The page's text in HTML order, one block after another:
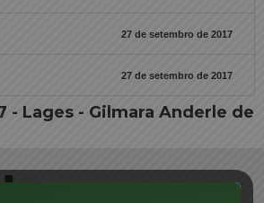
27 de setembro de 2017
27 de setembro de 2017
- Lages - Gilmara Anderle de